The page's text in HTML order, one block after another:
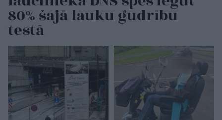
80% šajā lauku gudrību
testā